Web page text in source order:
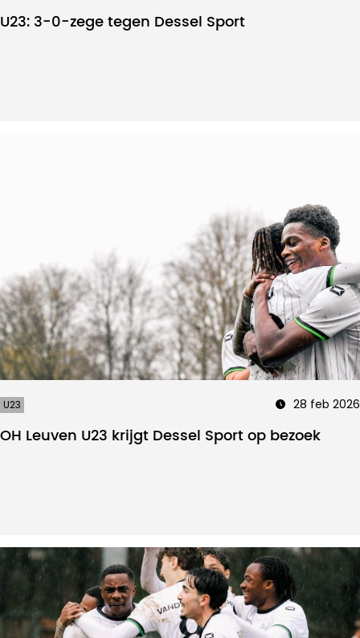
U23: 3-0-zege tegen Dessel Sport
U23 28 feb 2026
OH Leuven U23 krijgt Dessel Sport op bezoek